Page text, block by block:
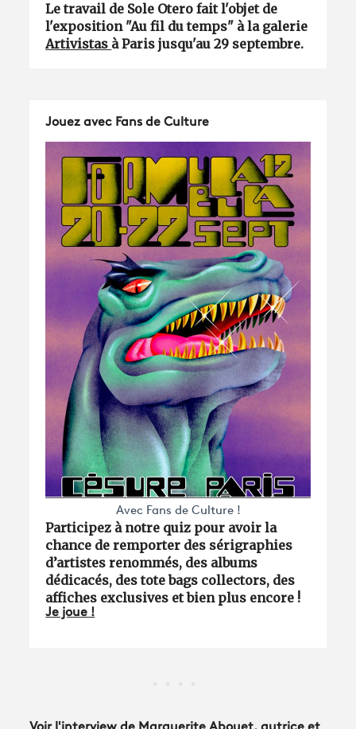
Le travail de Sole Otero fait l'objet de
l'exposition "Au fil du temps" à la galerie
Artivistas à Paris jusqu'au 29 septembre.
Jouez avec Fans de Culture
Avec Fans de Culture !
Participez à notre quiz pour avoir la
chance de remporter des sérigraphies
d’artistes renommés, des albums
dédicacés, des tote bags collectors, des
affiches exclusives et bien plus encore !
Je joue !